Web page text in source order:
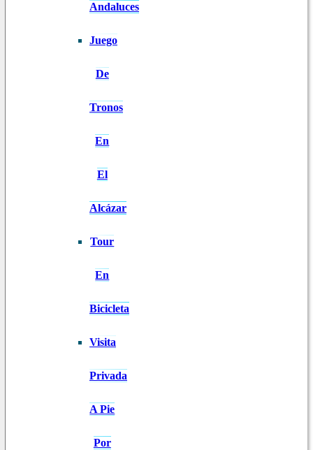
Andaluces
Juego
De
Tronos
En
El
Alcázar
Tour
En
Bicicleta
Visita
Privada
A Pie
Por